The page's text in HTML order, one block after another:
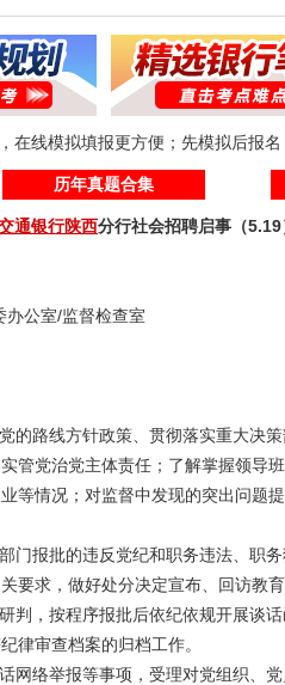
在线模拟填报更方便；先模拟后报名
历年真题合集
通银行陕西分行社会招聘启事（5.19
公室/监督检查室
路线方针政策、贯彻落实重大决策
管党治党主体责任；了解掌握领导
等情况；对监督中发现的突出问题
报批的违反党纪和职务违法、职务
要求，做好处分决定宣布、回访教育
，按程序报批后依纪依规开展谈话
律审查档案的归档工作。
络举报等事项，受理对党组织、党